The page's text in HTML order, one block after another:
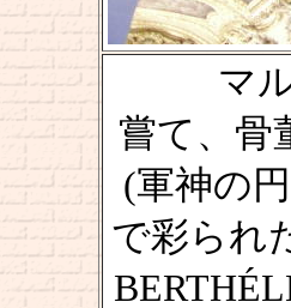
マ
嘗て、骨
(軍神の
で彩られ